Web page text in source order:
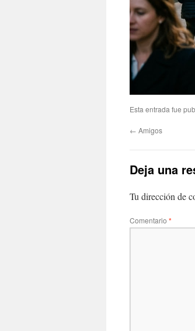
Esta entrada fue
← Amigos
Deja una
Tu dirección de
Comentario *